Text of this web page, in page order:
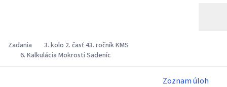
Zadania
3. kolo 2. časť 43. ročník KMS
6. Kalkulácia Mokrosti Sadeníc
Zoznam úloh